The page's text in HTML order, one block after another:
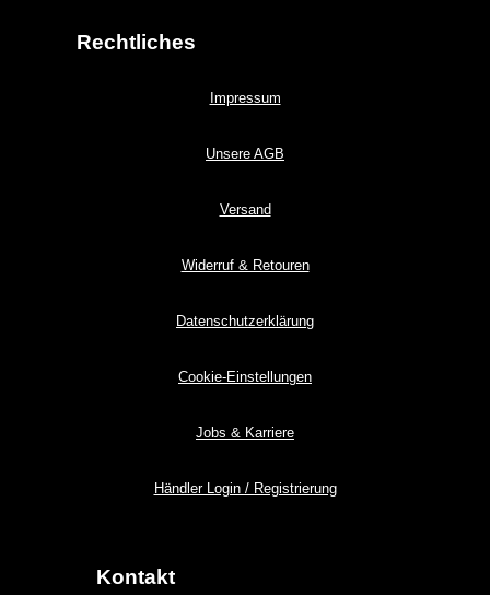
Rechtliches
Impressum
Unsere AGB
Versand
Widerruf & Retouren
Datenschutzerklärung
Cookie-Einstellungen
Jobs & Karriere
Händler Login / Registrierung
Kontakt